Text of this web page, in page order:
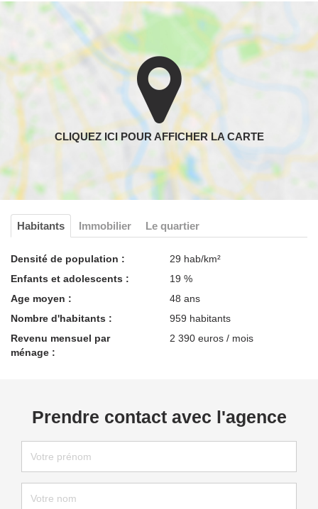
Habitants Immobilier Le quartier
Densité de population :
29 hab/km²
Enfants et adolescents :
19 %
Age moyen :
48 ans
Nombre d'habitants :
959 habitants
Revenu mensuel par
ménage :
2 390 euros / mois
Prendre contact avec l'agence